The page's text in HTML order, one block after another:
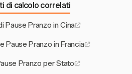
di calcolo correlati
Pause Pranzo in Cina
Pause Pranzo in Francia
Pranzo per Stato